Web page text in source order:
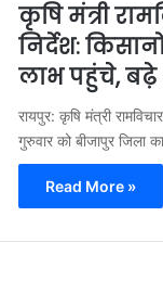
कृषि मंत्री
निर्देश:
लाभ पहुंचे,
रायपुर: कृषि मंत्री
गुरुवार को बीजापुर जिला
Read More »